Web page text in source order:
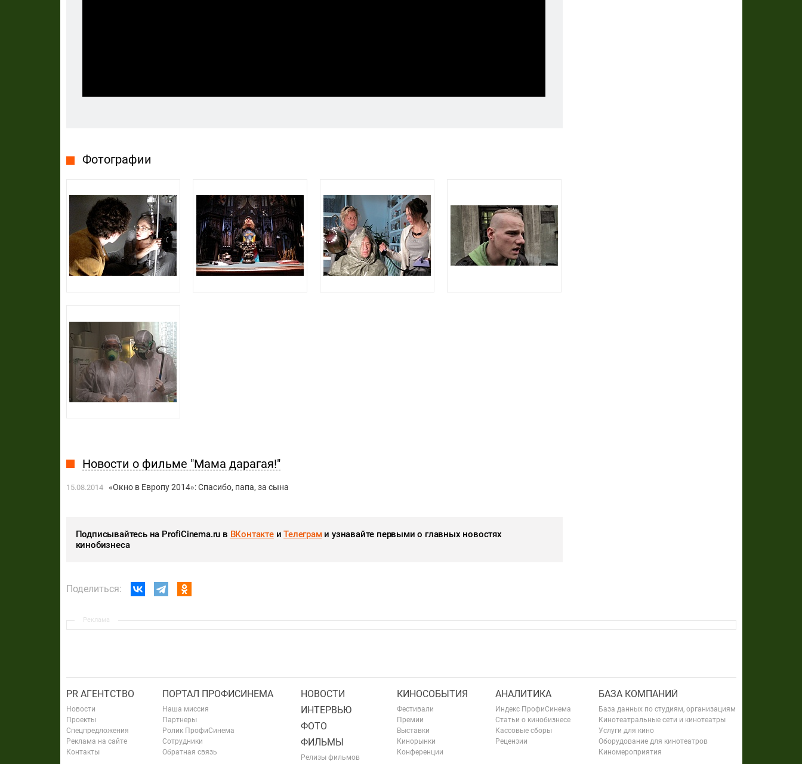
Фотографии
Новости о фильме "Мама дарагая!"
15.08.2014 «Окно в Европу 2014»: Спасибо, папа, за сына
Подписывайтесь на ProfiCinema.ru в ВКонтактеиТелеграми узнавайте первыми о главных новостях
кинобизнеса
Поделиться:
Реклама
PR АГЕНТСТВО
Новости
Проекты
Спецпредложения
Реклама на сайте
Контакты
ПОРТАЛ ПРОФИСИНЕМА
Наша миссия
Партнеры
Ролик ПрофиСинема
Сотрудники
Обратная связь
НОВОСТИ
ИНТЕРВЬЮ
ФОТО
ФИЛЬМЫ
Релизы фильмов
КИНОСОБЫТИЯ
Фестивали
Премии
Выставки
Кинорынки
Конференции
АНАЛИТИКА
Индекс ПрофиСинема
Статьи о кинобизнесе
Кассовые сборы
Рецензии
БАЗА КОМПАНИЙ
База данных по студиям, организациям
Кинотеатральные сети и кинотеатры
Услуги для кино
Оборудование для кинотеатров
Киномероприятия